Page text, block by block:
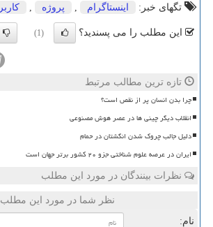
تگهای خبر:
اینستاگرام پروژه كاربر
این مطلب را می پسندید؟ (1)
تازه ترین مطالب مرتبط
چرا بدن انسان پر از نقص است؟
انقلاب دیگر چینی ها در عصر هوش مصنوعی
دلیل جالب چروک شدن انگشتان در حمام
ایران در عرصه علوم شناختی جزو ۲۰ کشور برتر جهان است
نظرات بینندگان در مورد این مطلب
نظر شما در مورد این مطلب
نام: